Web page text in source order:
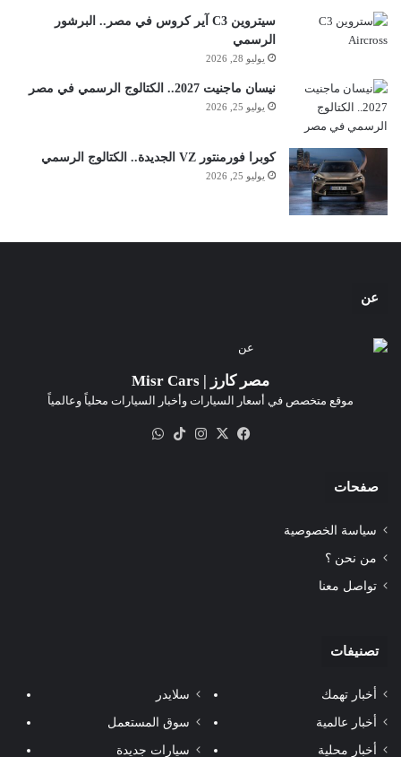
سيتروين C3 آير كروس في مصر.. البرشور
الرسمي
يوليو 28, 2026
نيسان ماجنيت 2027.. الكتالوج الرسمي في مصر
يوليو 25, 2026
كوبرا فورمنتور VZ الجديدة.. الكتالوج الرسمي
يوليو 25, 2026
عن
مصر كارز | Misr Cars
موقع متخصص في أسعار السيارات وأخبار السيارات محلياً وعالمياً
فيسبوك
‫X انستقرام‫TikTok
صفحات
سياسة الخصوصية
من نحن ؟
تواصل معنا
تصنيفات
أخبار تهمك
أخبار عالمية
أخبار محلية
سلايدر
سوق المستعمل
سيارات جديدة